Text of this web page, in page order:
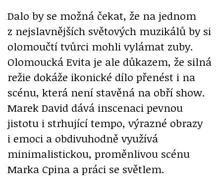
Dalo by se možná čekat, že na jednom
z nejslavnějších světových muzikálů by si
olomoučtí tvůrci mohli vylámat zuby.
Olomoucká Evita je ale důkazem, že silná
režie dokáže ikonické dílo přenést i na
scénu, která není stavěná na obří show.
Marek David dává inscenaci pevnou
jistotu i strhující tempo, výrazné obrazy
i emoci a obdivuhodně využívá
minimalistickou, proměnlivou scénu
Marka Cpina a práci se světlem.